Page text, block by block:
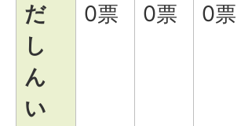
だ
し
ん
い
0票 0票 0票